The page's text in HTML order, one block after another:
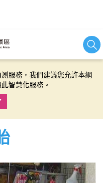
優化網站服務，並有助於為
服務，我們建議您允許本網
智慧化服務。